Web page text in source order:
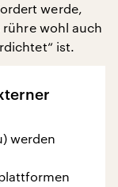
werde,
wohl auch
ist.
werden